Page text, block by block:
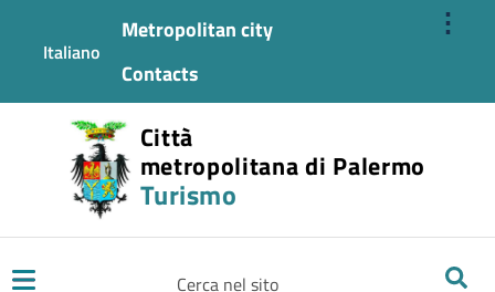
⋮
Italiano
Metropolitan city
Contacts
Città
metropolitana di Palermo
Turismo